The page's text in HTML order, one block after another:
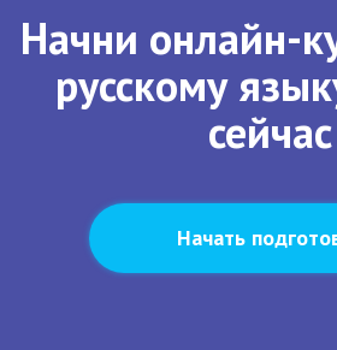
Начни онлайн-
русскому
сейчас
Начать